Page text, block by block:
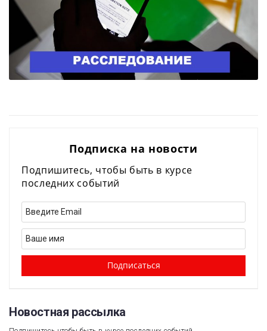
Подписка на новости
Подпишитесь, чтобы быть в курсе
последних событий
Новостная рассылка​